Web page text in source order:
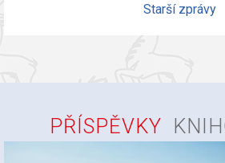
Starší zprávy
PŘÍSPĚVKY